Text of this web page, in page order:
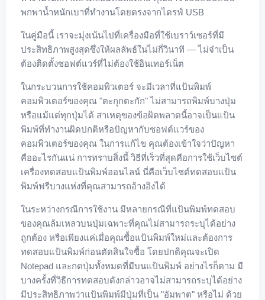
พกพาน้ำหนักเบาที่ทำงานโดยตรงจากไดรฟ์ USB
ในคู่มือนี้ เราจะมุ่งเน้นไปที่เครื่องมือที่ใช้เบราว์เซอร์ที่มี
ประสิทธิภาพสูงสุดซึ่งให้ผลลัพธ์ในไม่กี่วินาที — ไม่จำเป็น
ต้องติดตั้งซอฟต์แวร์ที่ไม่ต้องใช้อินเทอร์เน็ต
ในกระบวนการใช้คอมพิวเตอร์ จะมีเวลาที่แป้นพิมพ์
คอมพิวเตอร์ของคุณ "ตะกุกตะกัก" ไม่สามารถพิมพ์บางปุ่ม
หรือแม้แต่ทุกปุ่มได้ สาเหตุของข้อผิดพลาดนี้อาจเป็นแป้น
พิมพ์ที่ทำงานผิดปกติหรือปัญหากับซอฟต์แวร์ของ
คอมพิวเตอร์ของคุณ ในการแก้ไข คุณต้องเข้าใจว่าปัญหา
คืออะไรกันแน่ การทราบสิ่งนี้ วิธีที่เร็วที่สุดคือการใช้เว็บไซต์
เครื่องทดสอบแป้นพิมพ์ออนไลน์ นี่คือเว็บไซต์ทดสอบแป้น
พิมพ์ฟรีบางแห่งที่คุณสามารถอ้างอิงได้
ในระหว่างกรณีการใช้งาน มีหลายกรณีที่แป้นพิมพ์ทดสอบ
ของคุณล้มเหลวบนปุ่มเฉพาะที่คุณไม่สามารถระบุได้อย่าง
ถูกต้อง หรือเพียงแค่เมื่อคุณซื้อแป้นพิมพ์ใหม่และต้องการ
ทดสอบแป้นพิมพ์ก่อนตัดสินใจซื้อ โดยปกติคุณจะเปิด
Notepad และกดปุ่มทั้งหมดที่มีบนแป้นพิมพ์ อย่างไรก็ตาม มี
บางครั้งที่วิธีการทดสอบดังกล่าวอาจไม่สามารถระบุได้อย่าง
มีประสิทธิภาพว่าแป้นพิมพ์มีปุ่มที่เป็น "อัมพาต" หรือไม่ ด้วย